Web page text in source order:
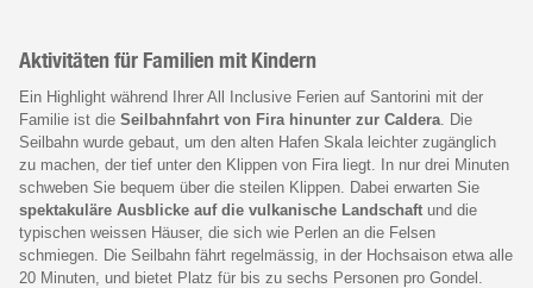
Aktivitäten für Familien mit Kindern
Ein Highlight während Ihrer All Inclusive Ferien auf Santorini mit der
Familie ist die Seilbahnfahrt von Fira hinunter zur Caldera. Die
Seilbahn wurde gebaut, um den alten Hafen Skala leichter zugänglich
zu machen, der tief unter den Klippen von Fira liegt. In nur drei Minuten
schweben Sie bequem über die steilen Klippen. Dabei erwarten Sie
spektakuläre Ausblicke auf die vulkanische Landschaft und die
typischen weissen Häuser, die sich wie Perlen an die Felsen
schmiegen. Die Seilbahn fährt regelmässig, in der Hochsaison etwa alle
20 Minuten, und bietet Platz für bis zu sechs Personen pro Gondel.